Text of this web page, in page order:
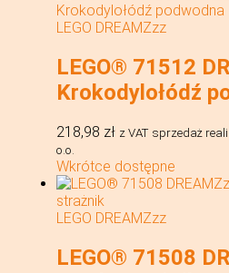
LEGO DREAMZzz
LEGO® 71512
Krokodylołódź
218,98 zł z VAT sprzedaż
o.o.
Wkrótce dostępne
LEGO DREAMZzz
LEGO® 71508